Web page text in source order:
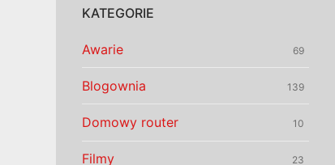
KATEGORIE
Awarie 69
Blogownia 139
Domowy router 10
Filmy 23